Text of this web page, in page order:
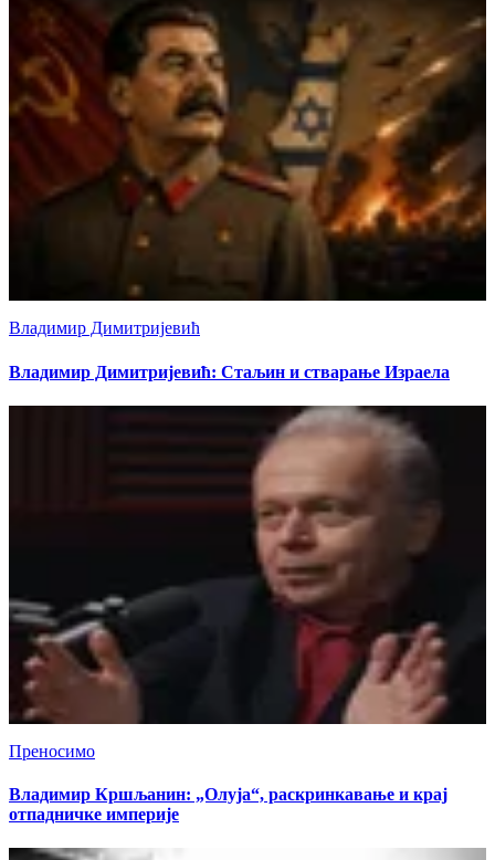
Владимир Димитријевић
Владимир Димитријевић: Стаљин и стварање Израела
Преносимо
Владимир Кршљанин: „Олуја“, раскринкавање и крај
отпадничке империје